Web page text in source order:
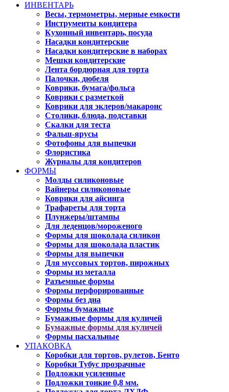
ИНВЕНТАРЬ
Весы, термометры, мерные емкости
Инструменты кондитера
Кухонный инвентарь, посуда
Насадки кондитерские
Насадки кондитерские в наборах
Мешки кондитерские
Лента бордюрная для торта
Палочки, дюбеля
Коврики, бумага/фольга
Коврики с разметкой
Коврики для эклеров/макаронс
Столики, блюда, подставки
Скалки для теста
Фальш-ярусы
Фотофоны для выпечки
Флористика
Журналы для кондитеров
ФОРМЫ
Молды силиконовые
Вайнеры силиконовые
Коврики для айсинга
Трафареты для торта
Плунжеры/штампы
Для леденцов/мороженого
Формы для шоколада силикон
Формы для шоколада пластик
Формы для выпечки
Для муссовых тортов, пирожных
Формы из металла
Разъемные формы
Формы перфорированные
Формы без дна
Формы бумажные
Бумажные формы для куличей
Бумажные формы для куличей
Формы пасхальные
УПАКОВКА
Коробки для тортов, рулетов, Бенто
Коробки Тубус прозрачные
Подложки усиленные
Подложки тонкие 0,8 мм.